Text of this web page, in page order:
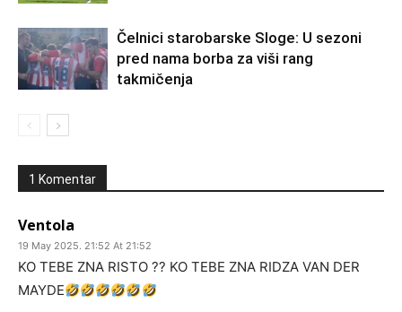
Čelnici starobarske Sloge: U sezoni
pred nama borba za viši rang
takmičenja
1 Komentar
Ventola
19 May 2025. 21:52 At 21:52
KO TEBE ZNA RISTO ?? KO TEBE ZNA RIDZA VAN DER
MAYDE